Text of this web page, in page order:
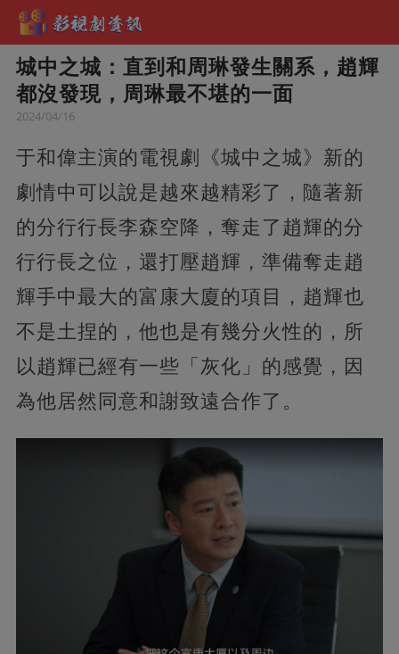
城中之城：直到和周琳發生關系，趙輝
都沒發現，周琳最不堪的一面
2024/04/16
于和偉主演的電視劇《城中之城》新的
劇情中可以說是越來越精彩了，隨著新
的分行行長李森空降，奪走了趙輝的分
行行長之位，還打壓趙輝，準備奪走趙
輝手中最大的富康大廈的項目，趙輝也
不是土捏的，他也是有幾分火性的，所
以趙輝已經有一些「灰化」的感覺，因
為他居然同意和謝致遠合作了。